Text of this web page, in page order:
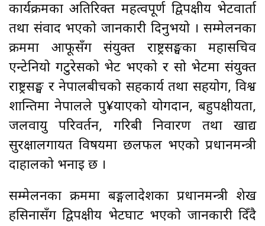
कार्यक्रमका अतिरिक्त महत्वपूर्ण द्विपक्षीय भेटवार्ता
तथा संवाद भएको जानकारी दिनुभयो । सम्मेलनका
क्रममा आफूसँग संयुक्त राष्ट्रसङ्घका महासचिव
एन्टेनियो गटुरेसको भेट भएको र सो भेटमा संयुक्त
राष्ट्रसङ्घ र नेपालबीचको सहकार्य तथा सहयोग, विश्व
शान्तिमा नेपालले पु¥याएको योगदान, बहुपक्षीयता,
जलवायु परिवर्तन, गरिबी निवारण तथा खाद्य
सुरक्षालगायत विषयमा छलफल भएको प्रधानमन्त्री
दाहालको भनाइ छ ।
सम्मेलनका क्रममा बङ्गलादेशका प्रधानमन्त्री शेख
हसिनासँग द्विपक्षीय भेटघाट भएको जानकारी दिँदै